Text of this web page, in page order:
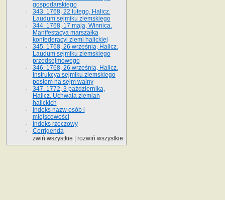
gospodarskiego
343. 1768, 22 lutego, Halicz.
Laudum sejmiku ziemskiego
344. 1768, 17 maja, Winnica.
Manifestacya marszałka
konfederacyi ziemi halickiej
345. 1768, 26 września, Halicz.
Laudum sejmiku ziemskiego
przedsejmowego
346. 1768, 26 września, Halicz.
Instrukcya sejmiku ziemskiego
posłom na sejm walny
347. 1772, 3 października,
Halicz. Uchwała ziemian
halickich
Indeks nazw osób i
miejscowości
Indeks rzeczowy
Corrigenda
zwiń wszystkie
rozwiń wszystkie